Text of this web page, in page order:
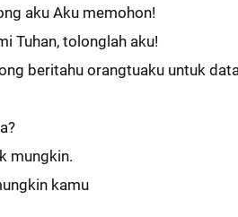
aku Aku memohon!
Tuhan, tolonglah aku!
beritahu orangtuaku untuk
mungkin.
kamu